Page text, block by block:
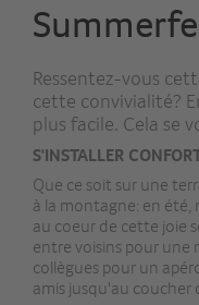
Ressentez-vous
cette convivialité?
plus facile. Cela se
S'INSTALLER
Que ce soit sur une
à la montagne: en été,
au coeur de cette joie
entre voisins pour une
collègues pour un
amis jusqu'au coucher